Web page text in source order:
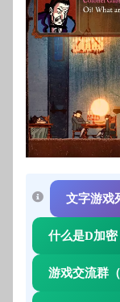
文字游戏
什么是D加密
游戏交流群